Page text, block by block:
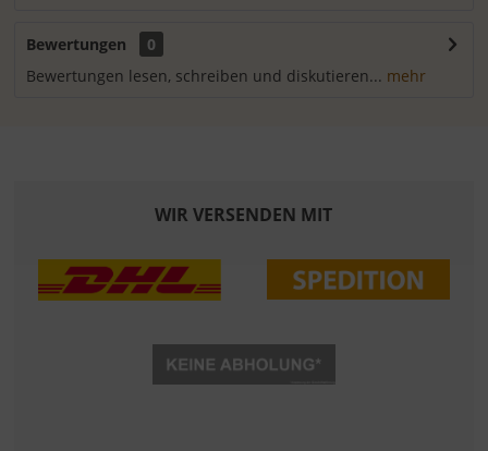
Bewertungen
0
Bewertungen lesen, schreiben und diskutieren... mehr
WIR VERSENDEN MIT